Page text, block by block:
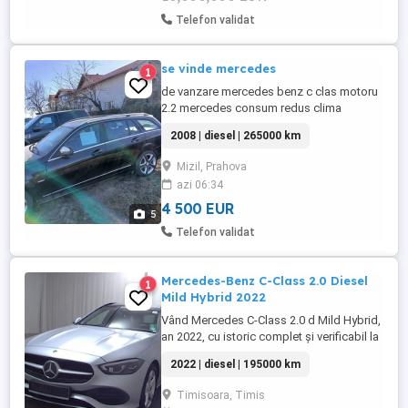
Telefon validat
5
1 se vinde mercedes
de vanzare mercedes benz c clas motoru
2.2 mercedes consum redus clima
comenzi volan parbriz incalzit senzori
parcare navigatie care iese din bord
2008 | diesel | 265000 km
Mizil, Prahova
azi 06:34
4 500 EUR
Telefon validat
1
Mercedes-Benz C-Class 2.0 Diesel
Mild Hybrid 2022
Vând Mercedes C-Class 2.0 d Mild Hybrid,
an 2022, cu istoric complet și verificabil la
întreținută exemplar, folosită
preponderent extraurban. Dotări
importante: Motor 2.0 Diesel Mild Hybrid
2022 | diesel | 195000 km
Timisoara, Timis